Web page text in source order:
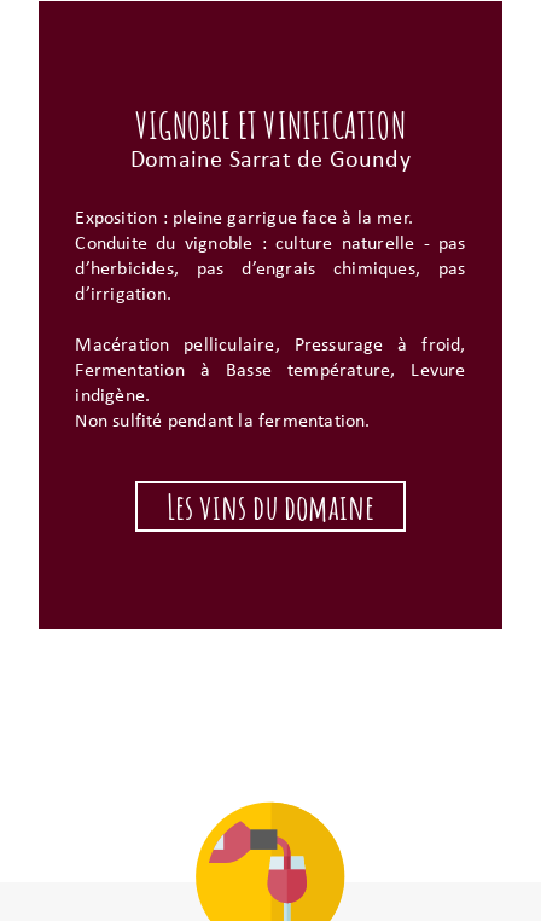
VIGNOBLE ET VINIFICATION
Domaine Sarrat de Goundy
Exposition : pleine garrigue face à la mer.
Conduite du vignoble : culture naturelle - pas
d’herbicides, pas d’engrais chimiques, pas
d’irrigation.
Macération pelliculaire, Pressurage à froid,
Fermentation à Basse température, Levure
indigène.
Non sulfité pendant la fermentation.
Les vins du domaine